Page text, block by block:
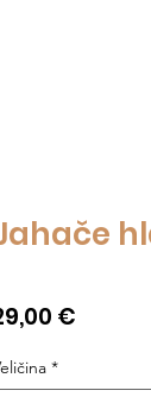
€
*